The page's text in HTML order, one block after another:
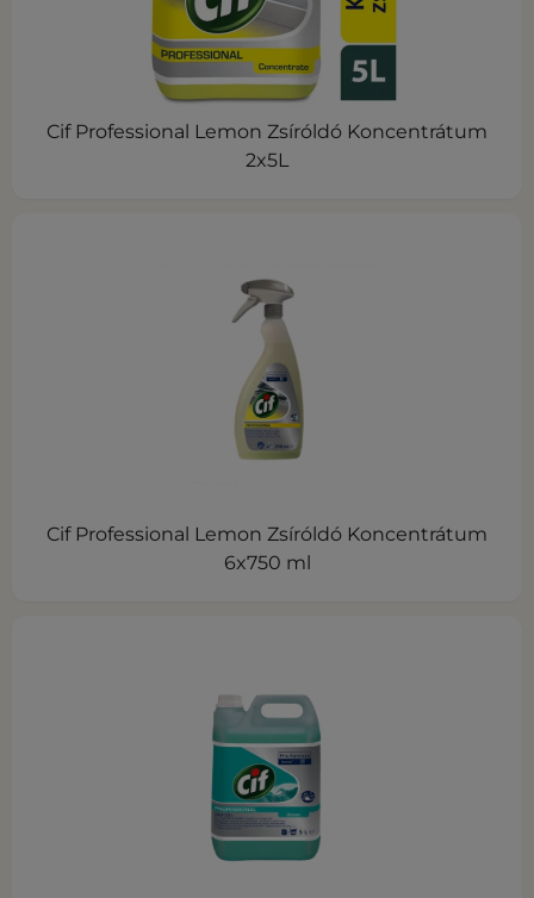
Cif Professional Lemon Zsíróldó Koncentrátum
2x5L
Cif Professional Lemon Zsíróldó Koncentrátum
6x750 ml